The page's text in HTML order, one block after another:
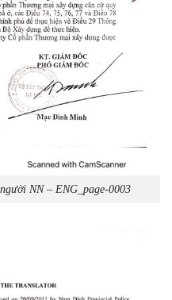
NN – ENG_page-0003